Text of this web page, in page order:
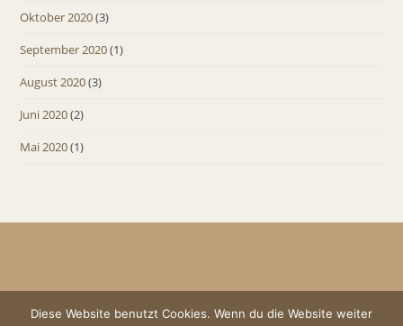
Oktober 2020(3)
September 2020(1)
August 2020(3)
Juni 2020(2)
Mai 2020(1)
Diese Website benutzt Cookies. Wenn du die Website weiter